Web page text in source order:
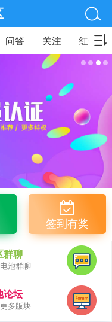
问答 关注 红包
签到有奖
群聊
池群聊
论坛
多版块